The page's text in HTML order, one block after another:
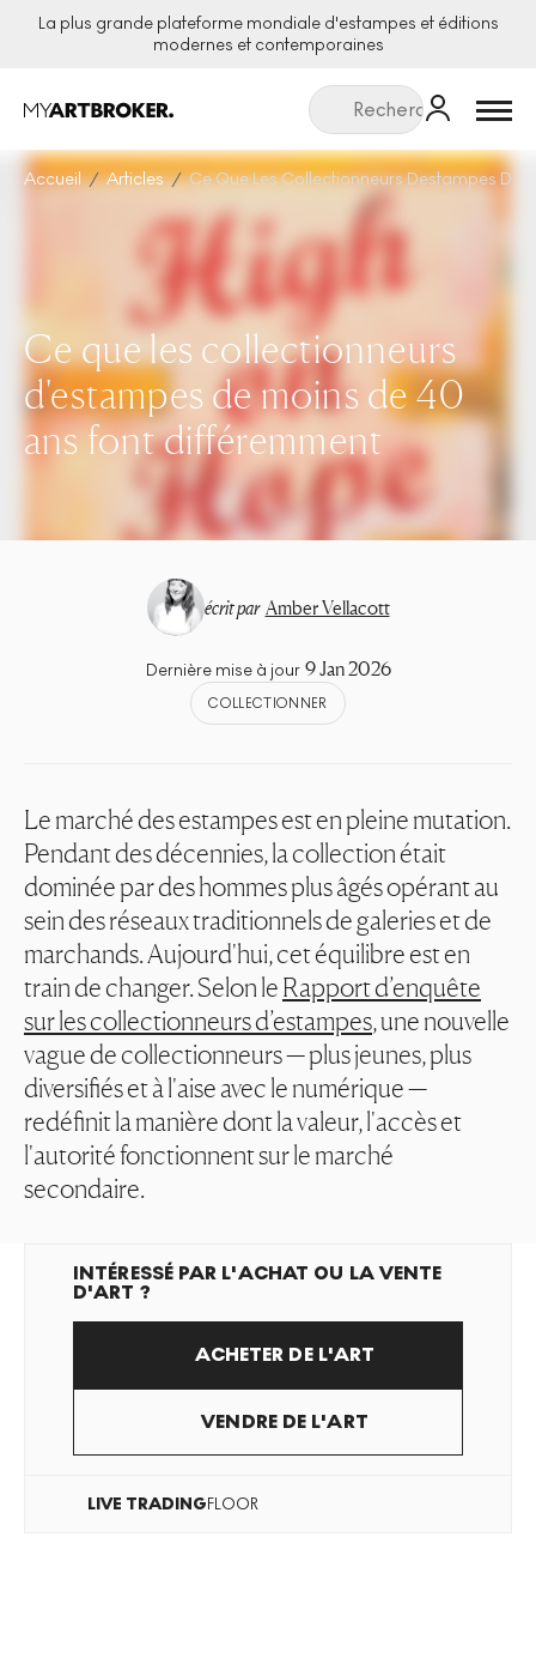
La plus grande plateforme mondiale d'estampes et éditions
modernes et contemporaines
Menu
Accueil Articles Ce Que Les Collectionneurs Destampes De
Ce que les collectionneurs
d'estampes de moins de 40
ans font différemment
écrit par Amber Vellacott
Dernière mise à jour 9 Jan 2026
COLLECTIONNER
Le marché des estampes est en pleine mutation.
Pendant des décennies, la collection était
dominée par des hommes plus âgés opérant au
sein des réseaux traditionnels de galeries et de
marchands. Aujourd'hui, cet équilibre est en
train de changer. Selon leRapport d’enquête
sur les collectionneurs d’estampes, une nouvelle
vague de collectionneurs — plus jeunes, plus
diversifiés et à l'aise avec le numérique —
redéfinit la manière dont la valeur, l'accès et
l'autorité fonctionnent sur le marché
secondaire.
INTÉRESSÉ PAR L'ACHAT OU LA VENTE
D'ART ?
ACHETER DE L'ART
VENDRE DE L'ART
LIVE TRADINGFLOOR